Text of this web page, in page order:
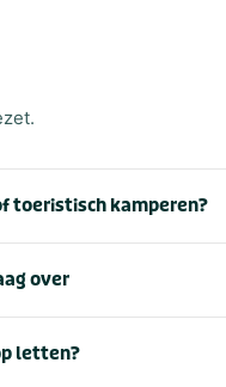
toeristisch kamperen?
over
letten?